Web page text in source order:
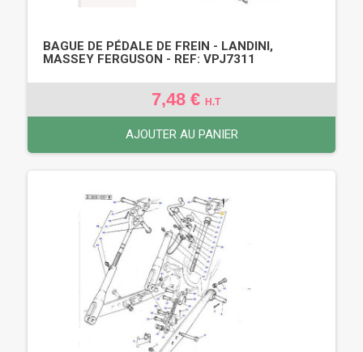
BAGUE DE PÉDALE DE FREIN - LANDINI,
MASSEY FERGUSON - REF: VPJ7311
7,48 € H.T
AJOUTER AU PANIER